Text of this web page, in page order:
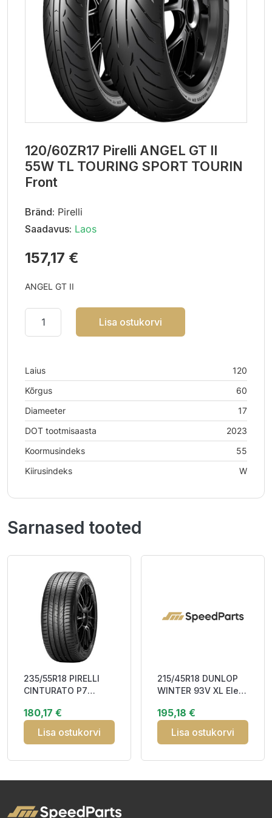
120/60ZR17 Pirelli ANGEL GT II
55W TL TOURING SPORT TOURIN
Front
Bränd: Pirelli
Saadavus: Laos
157,17 €
ANGEL GT II
Lisa ostukorvi
Laius
120
Kõrgus
60
Diameeter
17
DOT tootmisaasta
2023
Koormusindeks
55
Kiirusindeks
W
Sarnased tooted
235/55R18 PIRELLI
CINTURATO P7
Elect FSL ABA68
180,17 €
Lisa ostukorvi
215/45R18 DUNLOP
WINTER 93V XL Elect
3PMSF M+
195,18 €
Lisa ostukorvi